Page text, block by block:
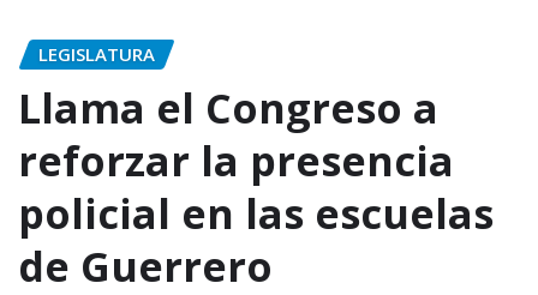
LEGISLATURA
Llama el Congreso a
reforzar la presencia
policial en las escuelas
de Guerrero